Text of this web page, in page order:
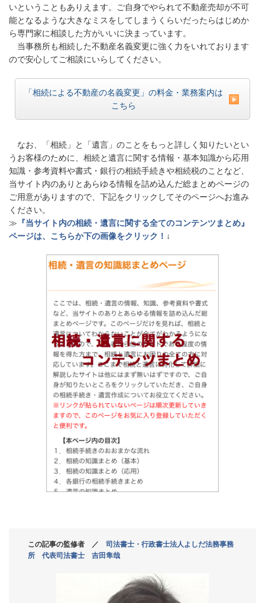
いということもありえます。ご自身でやられて不動産売却が不可
能となるような大きなミスをしてしまうくらいだったらはじめか
ら専門家に相談した方がいいに決まっています。
当事務所も相続した不動産名義変更に強く力をいれております
ので安心してご相談にいらしてください。
「相続による不動産の名義変更」の料金・業務案内は
こちら
なお、「相続」と「遺言」のことをもっと詳しく知りたいとい
うお客様のために、相続と遺言に関する情報・基本知識から応用
知識・参考資料や書式・銀行の相続手続きや相続税のことなど、
当サイト内のありとあらゆる情報を詰め込んだ総まとめページの
ご用意がありますので、下記をクリックしてそのページへお進み
ください。
≫ 『当サイト内の相続・遺言に関する全てのコンテンツまとめ』
ページは、こちらか下の画像をクリック！ ↓
この記事の監修者 ／ 司法書士・行政書士法人よしだ法務事務
所 代表司法書士 吉田隼哉